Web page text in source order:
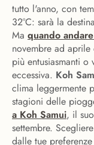
tutto l'anno, con
32°C: sarà la
Ma quando
novembre ad
più entusiasmanti o
eccessiva. Koh
clima leggermente
stagioni delle
a Koh Samui, il
settembre.
dalle tue